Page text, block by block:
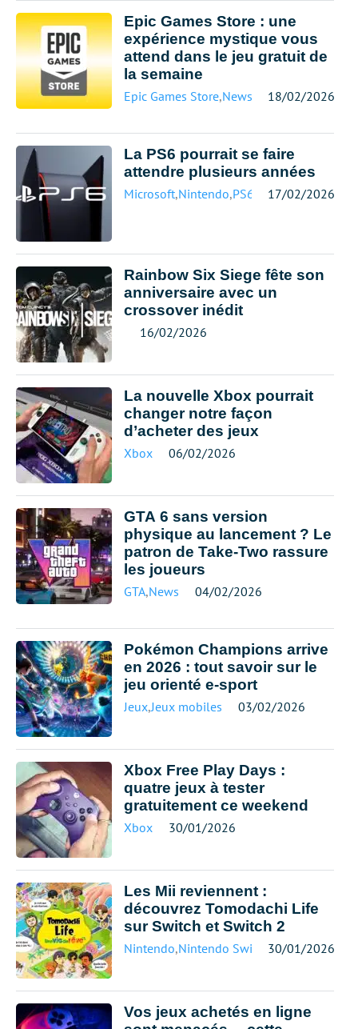
Epic Games Store : une
expérience mystique vous
attend dans le jeu gratuit de
la semaine
Epic Games Store,News 18/02/2026
La PS6 pourrait se faire
attendre plusieurs années
Microsoft,Nintendo,PS6 Sony,Xbox
17/02/2026
Rainbow Six Siege fête son
anniversaire avec un
crossover inédit
16/02/2026
La nouvelle Xbox pourrait
changer notre façon
d’acheter des jeux
Xbox 06/02/2026
GTA 6 sans version
physique au lancement ? Le
patron de Take-Two rassure
les joueurs
GTA,News 04/02/2026
Pokémon Champions arrive
en 2026 : tout savoir sur le
jeu orienté e-sport
Jeux,Jeux mobiles 03/02/2026
Xbox Free Play Days :
quatre jeux à tester
gratuitement ce weekend
Xbox 30/01/2026
Les Mii reviennent :
découvrez Tomodachi Life
sur Switch et Switch 2
Nintendo,Nintendo Switch30/01/2026
Vos jeux achetés en ligne